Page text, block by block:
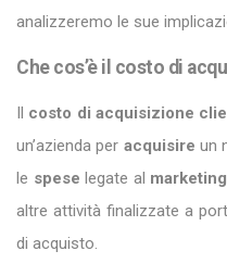
analizzeremo le sue
Che cos’è il costo di
Il costo di acquisizione
un’azienda per acquisire un
le speselegate al marketing
altre attività finalizzate a
di acquisto.